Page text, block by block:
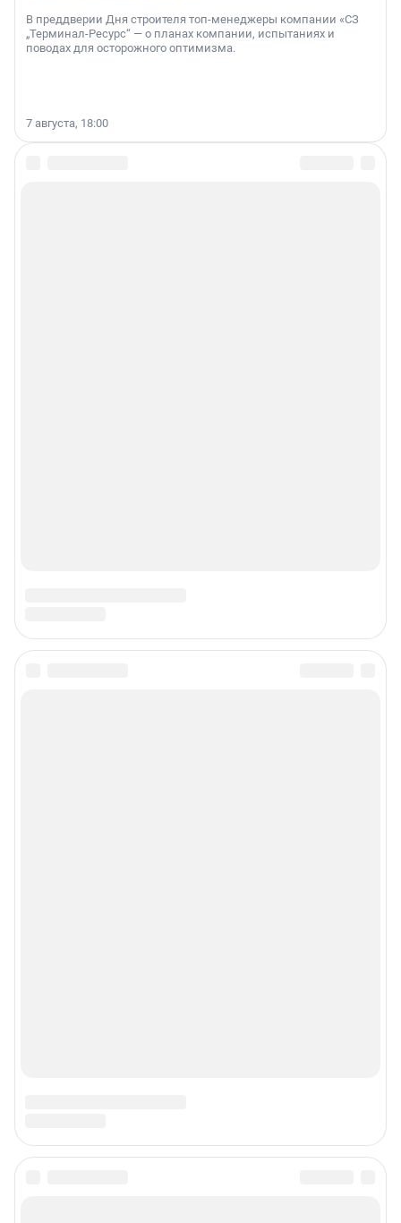
В преддверии Дня строителя топ-менеджеры компании «СЗ
„Терминал-Ресурс“ — о планах компании, испытаниях и
поводах для осторожного оптимизма.
7 августа, 18:00